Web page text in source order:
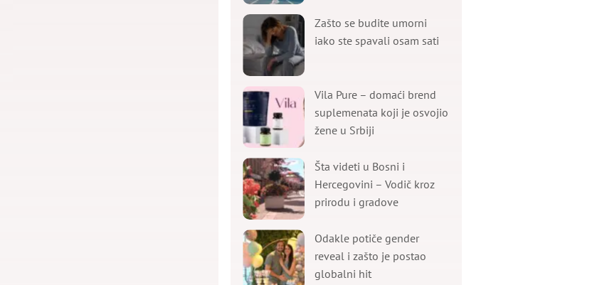
Zašto se budite umorni
iako ste spavali osam sati
Vila Pure – domaći brend
suplemenata koji je osvojio
žene u Srbiji
Šta videti u Bosni i
Hercegovini – Vodič kroz
prirodu i gradove
Odakle potiče gender
reveal i zašto je postao
globalni hit